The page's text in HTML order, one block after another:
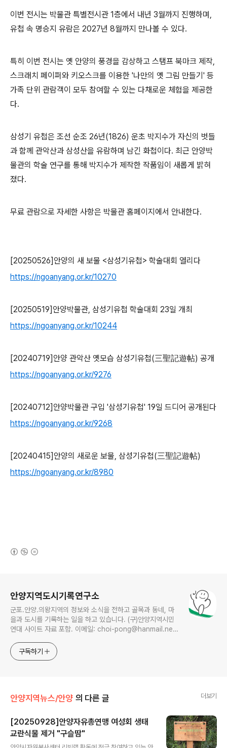
이번 전시는 박물관 특별전시관 1층에서 내년 3월까지 진행하며,
유첩 속 명승지 유람은 2027년 8월까지 만나볼 수 있다.
특히 이번 전시는 옛 안양의 풍경을 감상하고 스탬프 북마크 제작,
스크래치 페이퍼와 키오스크를 이용한 '나만의 옛 그림 만들기 ' 등
가족 단위 관람객이 모두 참여할 수 있는 다채로운 체험을 제공한
다.
삼성기 유첩은 조선 순조 26년(1826) 운초 박지수가 자신의 벗들
과 함께 관악산과 삼성산을 유람하며 남긴 화첩이다. 최근 안양박
물관의 학술 연구를 통해 박지수가 제작한 작품임이 새롭게 밝혀
졌다.
무료 관람으로 자세한 사항은 박물관 홈페이지에서 안내한다.
[20250526]안양의 새 보물 <삼성기유첩> 학술대회 열리다
https://ngoanyang.or.kr/10270
[20250519]안양박물관, 삼성기유첩 학술대회 23일 개최
https://ngoanyang.or.kr/10244
[20240719]안양 관악산 옛모습 삼성기유첩(三聖記遊帖) 공개
https://ngoanyang.or.kr/9276
[20240712]안양박물관 구입 '삼성기유첩' 19일 드디어 공개된다
https://ngoanyang.or.kr/9268
[20240415]안양의 새로운 보물, 삼성기유첩(三聖記遊帖)
https://ngoanyang.or.kr/8980
안양지역도시기록연구소
군포.안양.의왕지역의 정보와 소식을 전하고 골목과 동네, 마
을과 도시를 기록하는 일을 하고 있습니다. (구)안양지역시민
연대 사이트 자료 포함. 이메일: choi-pong@hanmail.net
구독하기
안양지역뉴스/안양 의 다른 글 더보기
[20250928]안양자유총연맹 여성회 생태
교란식물 제거 "구슬땀"